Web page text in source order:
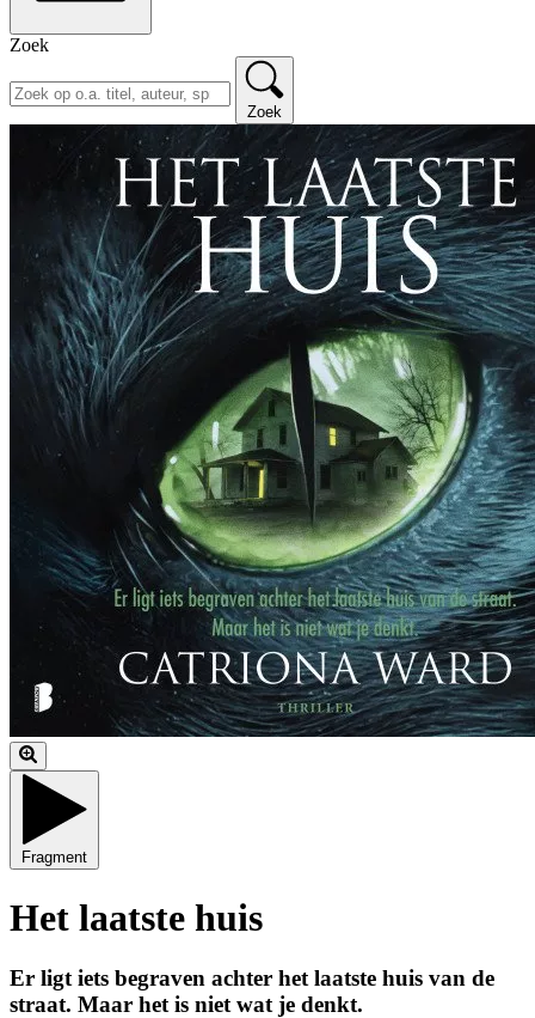
Zoek
Zoek
Fragment
Het laatste huis
Er ligt iets begraven achter het laatste huis van de
straat. Maar het is niet wat je denkt.